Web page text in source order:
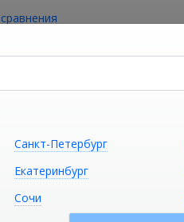
Сантехника
Санкт-Петербург
Екатеринбург
Сочи